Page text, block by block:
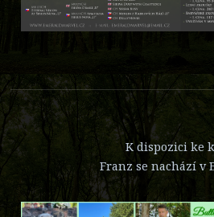
K dispozici ke
Franz se nachází v